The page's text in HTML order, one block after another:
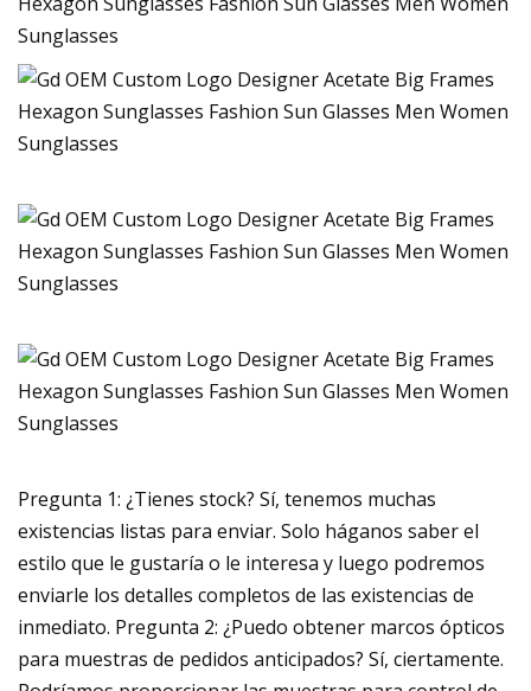
Pregunta 1: ¿Tienes stock? Sí, tenemos muchas
existencias listas para enviar. Solo háganos saber el
estilo que le gustaría o le interesa y luego podremos
enviarle los detalles completos de las existencias de
inmediato. Pregunta 2: ¿Puedo obtener marcos ópticos
para muestras de pedidos anticipados? Sí, ciertamente.